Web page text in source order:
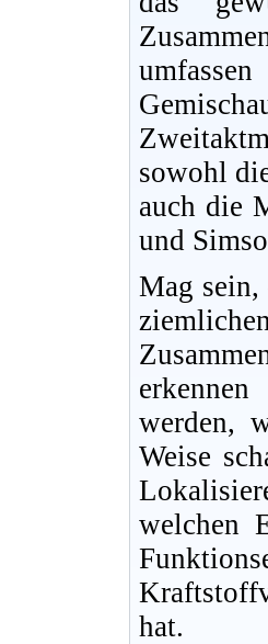
sowohl
auch die
und
Mag sein,
werden,
Weise
welchen
hat.